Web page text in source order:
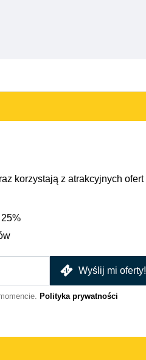
korzystają z atrakcyjnych ofert
Wyślij mi oferty!
Polityka prywatności